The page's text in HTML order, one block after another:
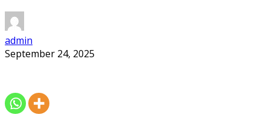
admin
September 24, 2025